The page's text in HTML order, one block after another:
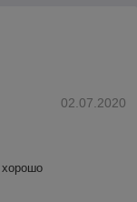
02.07.2020
хорошо